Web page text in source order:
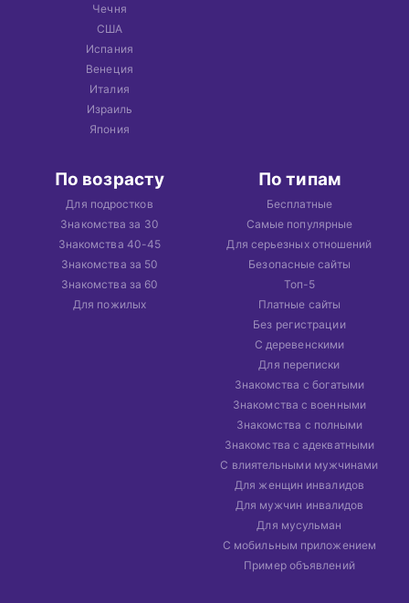
Чечня
США
Испания
Венеция
Италия
Израиль
Япония
По возрасту
Для подростков
Знакомства за 30
Знакомства 40-45
Знакомства за 50
Знакомства за 60
Для пожилых
По типам
Бесплатные
Самые популярные
Для серьезных отношений
Безопасные сайты
Топ-5
Платные сайты
Без регистрации
С деревенскими
Для переписки
Знакомства с богатыми
Знакомства с военными
Знакомства с полными
Знакомства с адекватными
С влиятельными мужчинами
Для женщин инвалидов
Для мужчин инвалидов
Для мусульман
С мобильным приложением
Пример объявлений